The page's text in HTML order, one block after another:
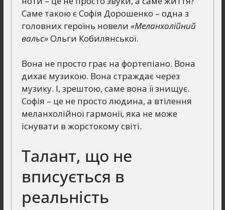
Саме такою є Софія Дорошенко – одна з
головних героїнь новели «Меланхолійний
вальс»Ольги Кобилянської.
Вона не просто грає на фортепіано. Вона
дихає музикою. Вона страждає через
музику. І, зрештою, саме вона її знищує.
Софія – це не просто людина, а втілення
меланхолійної гармонії, яка не може
існувати в жорстокому світі.
Талант, що не
вписується в
реальність